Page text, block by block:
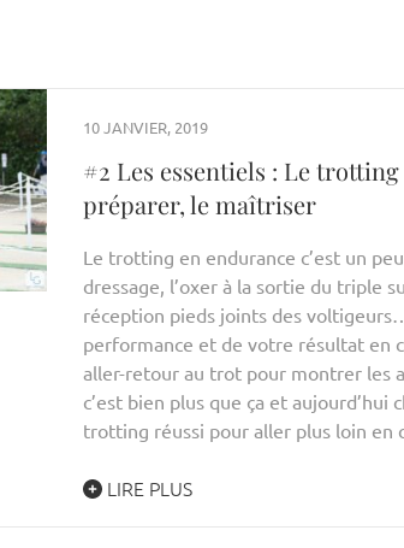
10 JANVIER, 2019
#2 Les essentiels : Le
préparer, le maîtriser
Le trotting en endurance c’est un
dressage, l’oxer à la sortie du triple
réception pieds joints des
performance et de votre résultat en
aller-retour au trot pour montrer les
c’est bien plus que ça et aujourd’hui
trotting réussi pour aller plus loin en
LIRE PLUS